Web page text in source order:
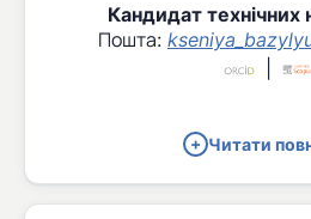
Кандидат технічних
Пошта:
Читати